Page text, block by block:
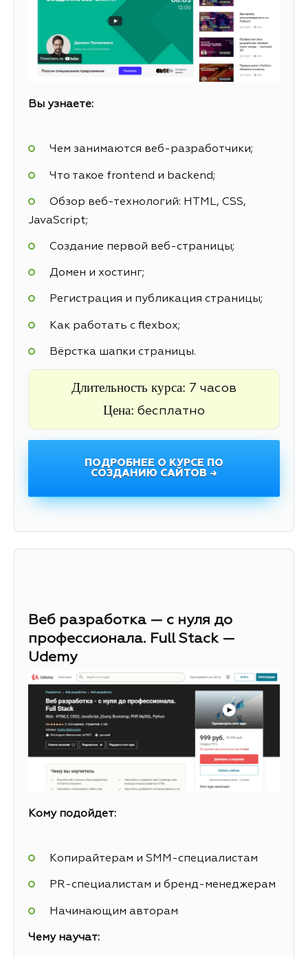
Вы узнаете:
Чем занимаются веб-разработчики;
Что такое frontend и backend;
Обзор веб-технологий: HTML, CSS,
JavaScript;
Создание первой веб-страницы;
Домен и хостинг;
Регистрация и публикация страницы;
Как работать с flexbox;
Вёрстка шапки страницы.
Длительность курса: 7 часов
Цена: бесплатно
ПОДРОБНЕЕ О КУРСЕ ПО
СОЗДАНИЮ САЙТОВ →
Веб разработка — с нуля до
профессионала. Full Stack —
Udemy
Кому подойдет:
Копирайтерам и SMM-специалистам
PR-специалистам и бренд-менеджерам
Начинающим авторам
Чему научат: